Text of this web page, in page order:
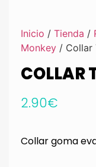
Inicio / Tienda /
Monkey / Collar
COLLAR
2.90€
Collar goma